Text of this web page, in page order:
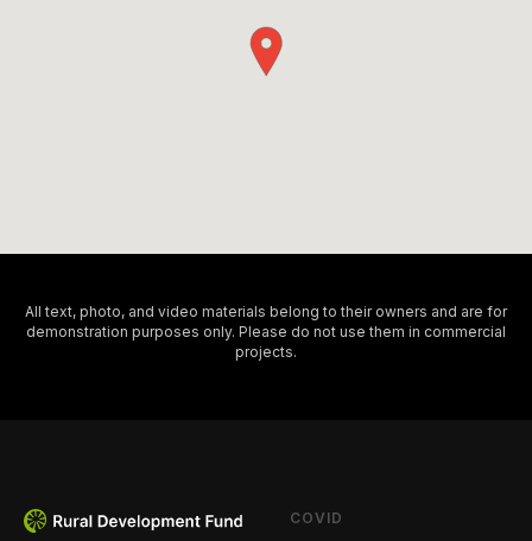
All text, photo, and video materials belong to their owners and are for
demonstration purposes only. Please do not use them in commercial
projects.
COVID